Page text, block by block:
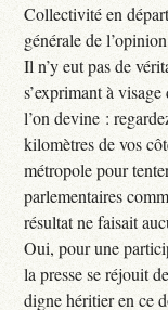
Collectivité en
générale de
Il n’y eut pas de
s’exprimant à
l’on devine :
kilomètres de vos
métropole pour
parlementaires
résultat ne faisait
Oui, pour une
la presse se réjouit
digne héritier en ce